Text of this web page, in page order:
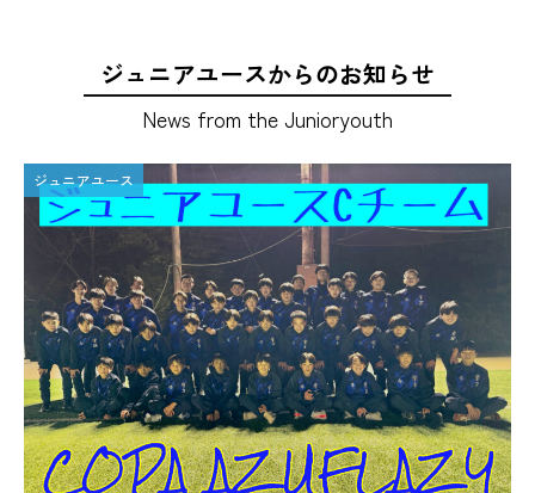
ジュニアユースからのお知らせ
News from the Junioryouth
ジュニアユース